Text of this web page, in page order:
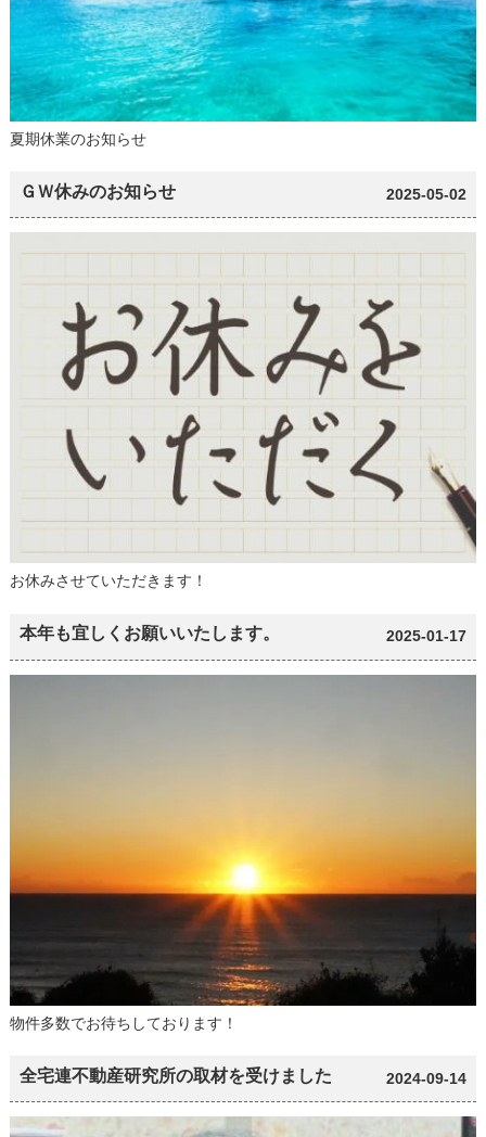
夏期休業のお知らせ
ＧＷ休みのお知らせ 2025-05-02
お休みさせていただきます！
本年も宜しくお願いいたします。 2025-01-17
物件多数でお待ちしております！
全宅連不動産研究所の取材を受けました 2024-09-14